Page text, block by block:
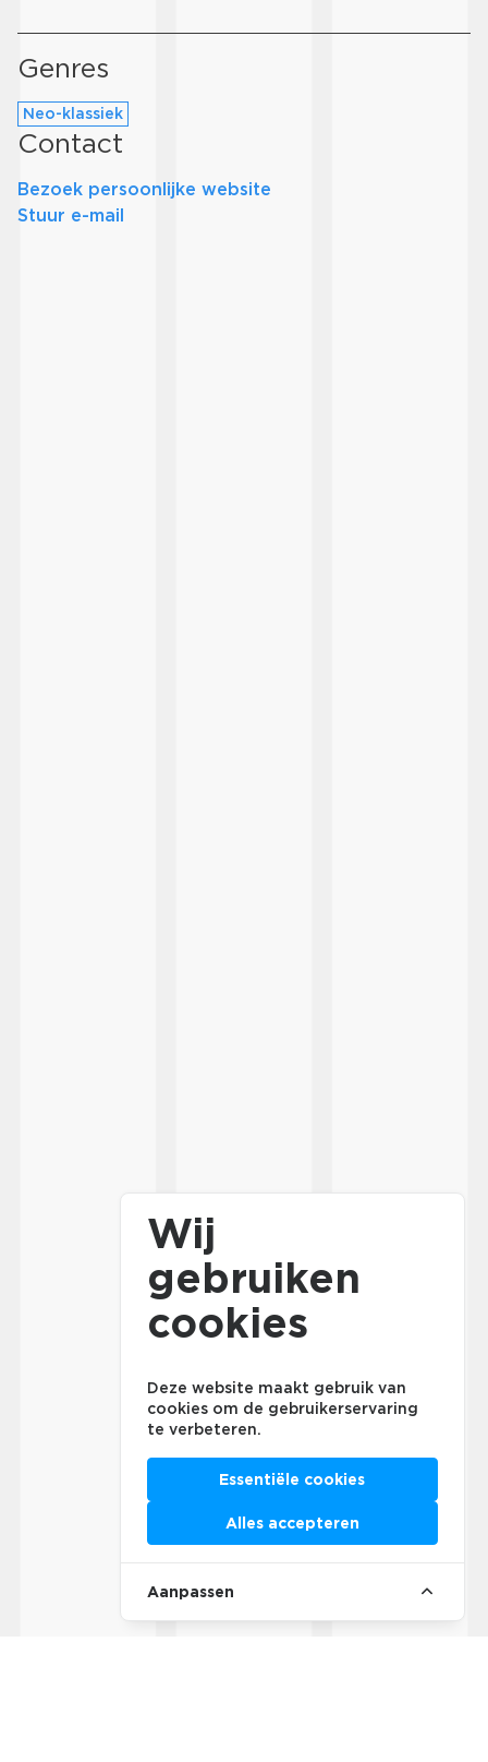
Genres
Neo-klassiek
Contact
Bezoek persoonlijke website
Stuur e-mail
Wij
gebruiken
cookies
Deze website maakt gebruik van
cookies om de gebruikerservaring
te verbeteren.
Essentiële cookies
Alles accepteren
Aanpassen